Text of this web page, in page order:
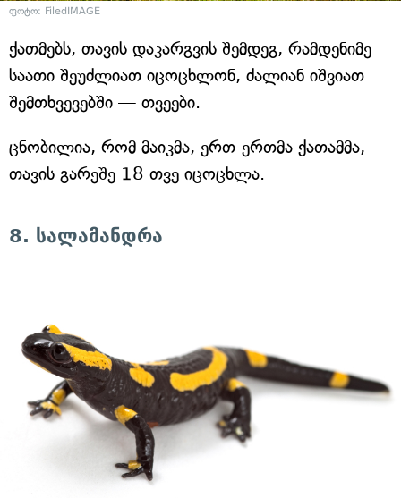
ფოტო: FiledIMAGE
ქათმებს, თავის დაკარგვის შემდეგ, რამდენიმე
საათი შეუძლიათ იცოცხლონ, ძალიან იშვიათ
შემთხვევებში — თვეები.
ცნობილია, რომ მაიკმა, ერთ-ერთმა ქათამმა,
თავის გარეშე 18 თვე იცოცხლა.
8. სალამანდრა